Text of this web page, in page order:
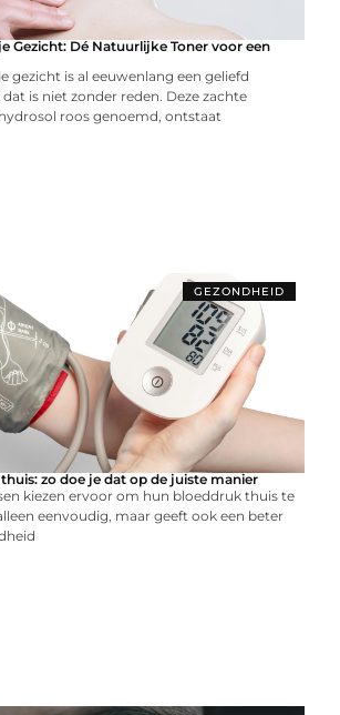
Gezicht: Dé Natuurlijke Toner voor een
gezicht is al eeuwenlang een geliefd
is niet zonder reden. Deze zachte
roos genoemd, ontstaat
GEZONDHEID
zo doe je dat op de juiste manier
kiezen ervoor om hun bloeddruk thuis te
eenvoudig, maar geeft ook een beter